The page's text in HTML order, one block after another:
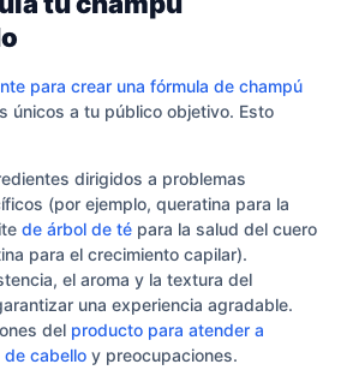
para crear una fórmula de champú
únicos a tu público objetivo. Esto
dirigidos a problemas
(por ejemplo, queratina para la
de árbol de té para la salud del cuero
para el crecimiento capilar).
el aroma y la textura del
una experiencia agradable.
del producto para atender a
cabello y preocupaciones.